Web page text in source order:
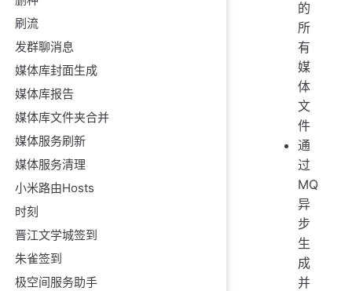
刷流
发群聊消息
媒体库封面生成
媒体库报告
媒体库文件夹合并
媒体服务刷新
媒体服务清理
小米路由Hosts
时刻
晋江文学城签到
朱雀签到
极空间服务助手
的
所
有
媒
体
文
件
通
过
MQ
异
步
生
成
并